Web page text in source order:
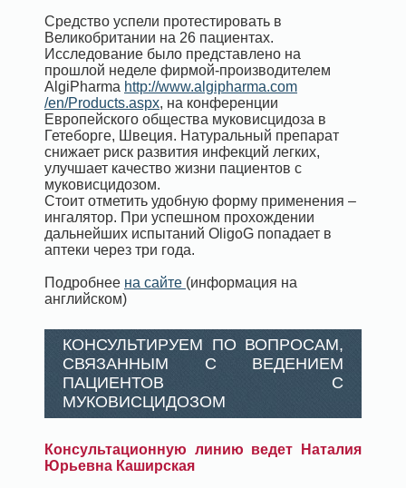
Средство успели протестировать в
Великобритании на 26 пациентах.
Исследование было представлено на
прошлой неделе фирмой-производителем
AlgiPharma http://www.algipharma.com
/en/Products.aspx, на конференции
Европейского общества муковисцидоза в
Гетеборге, Швеция. Натуральный препарат
снижает риск развития инфекций легких,
улучшает качество жизни пациентов с
муковисцидозом.
Стоит отметить удобную форму применения –
ингалятор. При успешном прохождении
дальнейших испытаний OligoG попадает в
аптеки через три года.
Подробнее на сайте (информация на
английском)
КОНСУЛЬТИРУЕМ ПО ВОПРОСАМ,
СВЯЗАННЫМ С ВЕДЕНИЕМ
ПАЦИЕНТОВ С
МУКОВИСЦИДОЗОМ
Консультационную линию ведет Наталия
Юрьевна Каширская